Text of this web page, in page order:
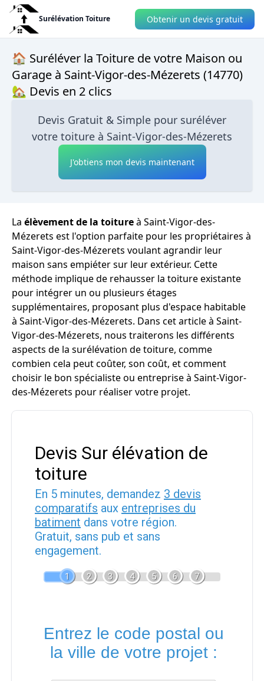
Surélévation Toiture Obtenir un devis gratuit
🏠 Suréléver la Toiture de votre Maison ou
Garage à Saint-Vigor-des-Mézerets (14770)
🏡 Devis en 2 clics
Devis Gratuit & Simple pour suréléver
votre toiture à Saint-Vigor-des-Mézerets
J'obtiens mon devis maintenant
La élèvement de la toitureà Saint-Vigor-des-
Mézerets est l'option parfaite pour les propriétaires à
Saint-Vigor-des-Mézerets voulant agrandir leur
maison sans empiéter sur leur extérieur. Cette
méthode implique de rehausser la toiture existante
pour intégrer un ou plusieurs étages
supplémentaires, proposant plus d'espace habitable
à Saint-Vigor-des-Mézerets. Dans cet article à Saint-
Vigor-des-Mézerets, nous traiterons les différents
aspects de la surélévation de toiture, comme
combien cela peut coûter, son coût, et comment
choisir le bon spécialiste ou entreprise à Saint-Vigor-
des-Mézerets pour réaliser votre projet.
Devis Sur élévation de
toiture
En 5 minutes, demandez 3 devis
comparatifs aux entreprises du
batiment dans votre région.
Gratuit, sans pub et sans
engagement.
1 2 3 4 5 6 7
Entrez le code postal ou
la ville de votre projet :